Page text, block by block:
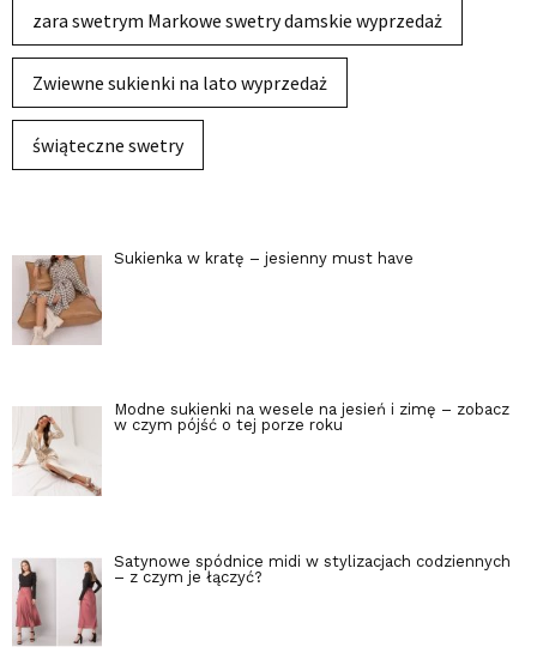
zara swetrym Markowe swetry damskie wyprzedaż
Zwiewne sukienki na lato wyprzedaż
świąteczne swetry
Sukienka w kratę – jesienny must have
Modne sukienki na wesele na jesień i zimę – zobacz
w czym pójść o tej porze roku
Satynowe spódnice midi w stylizacjach codziennych
– z czym je łączyć?